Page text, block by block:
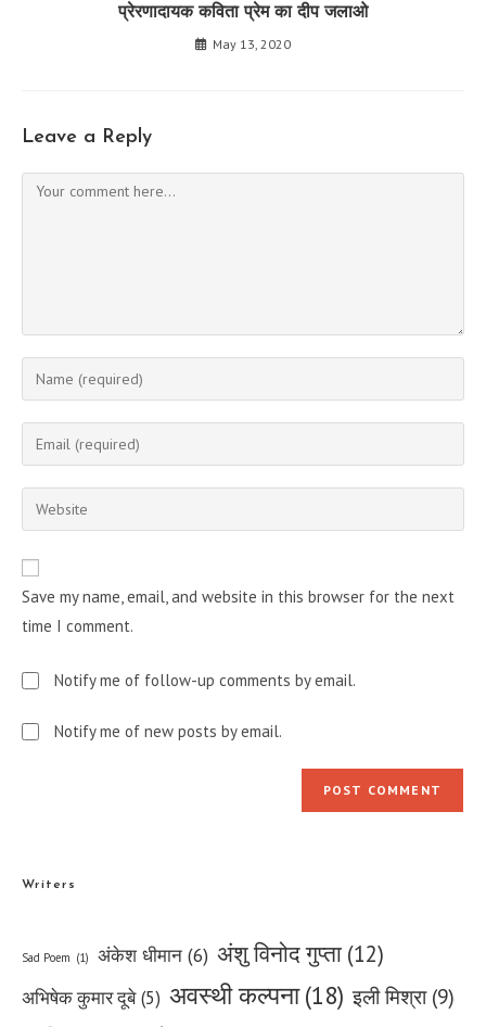
प्रेरणादायक कविता प्रेम का दीप जलाओ
May 13, 2020
Leave a Reply
Comment
Enter
your
name
comment
Enter
your
email
address
Enter
your
URL
(optional)
Save my name, email, and website in this browser for the next
time I comment.
Notify me of follow-up comments by email.
Notify me of new posts by email.
Writers
Sad Poem (1) अंकेश धीमान (6) अंशु विनोद गुप्ता (12)
अभिषेक कुमार दूबे (5) अवस्थी कल्पना (18) इली मिश्रा (9)